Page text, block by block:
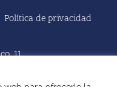
Política de privacidad
11